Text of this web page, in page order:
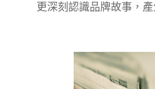
更深刻認識品牌故事，產